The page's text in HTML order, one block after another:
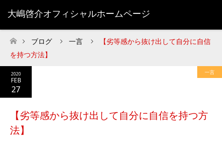
大嶋啓介オフィシャルホームページ
ホーム
ブログ 一言
【劣等感から抜け出して自分に自信
を持つ方法】
2020
FEB
27
一言
【劣等感から抜け出して自分に自信を持つ方
法】